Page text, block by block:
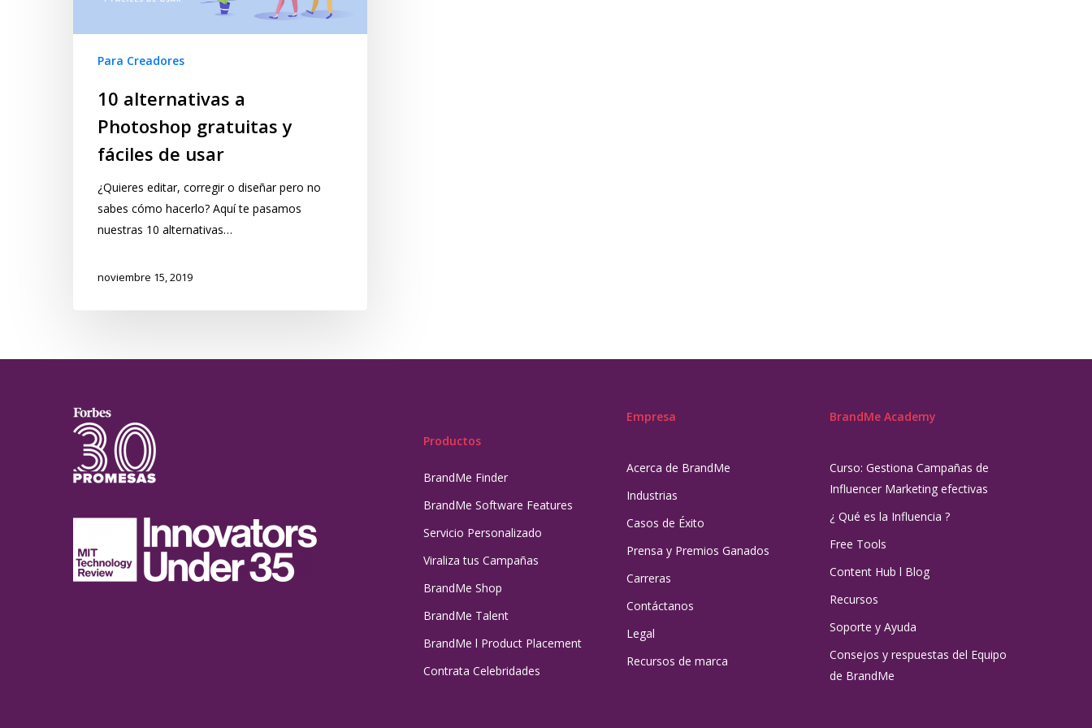
Para Creadores
10 alternativas a
Photoshop gratuitas y
fáciles de usar
¿Quieres editar, corregir o diseñar pero no
sabes cómo hacerlo? Aquí te pasamos
nuestras 10 alternativas…
noviembre 15, 2019
Productos
BrandMe Finder
BrandMe Software Features
Servicio Personalizado
Viraliza tus Campañas
BrandMe Shop
BrandMe Talent
BrandMe l Product Placement
Contrata Celebridades
Empresa
Acerca de BrandMe
Industrias
Casos de Éxito
Prensa y Premios Ganados
Carreras
Contáctanos
Legal
Recursos de marca
BrandMe Academy
Curso: Gestiona Campañas de
Influencer Marketing efectivas
¿ Qué es la Influencia ?
Free Tools
Content Hub l Blog
Recursos
Soporte y Ayuda
Consejos y respuestas del Equipo
de BrandMe